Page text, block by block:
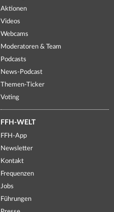
Aktionen
Videos
Webcams
Moderatoren & Team
Podcasts
News-Podcast
Themen-Ticker
Voting
FFH-WELT
FFH-App
Newsletter
Kontakt
Frequenzen
Jobs
Führungen